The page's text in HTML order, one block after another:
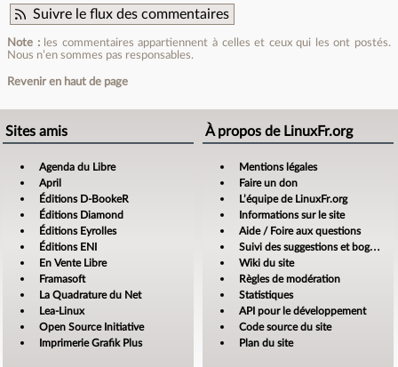
Suivre le flux des commentaires
Note :les commentaires appartiennent à celles et ceux qui les ont postés.
Nous n’en sommes pas responsables.
Revenir en haut de page
Sites amis
Agenda du Libre
April
Éditions D-BookeR
Éditions Diamond
Éditions Eyrolles
Éditions ENI
En Vente Libre
Framasoft
La Quadrature du Net
Lea-Linux
Open Source Initiative
Imprimerie Grafik Plus
À propos de LinuxFr.org
Mentions légales
Faire un don
L’équipe de LinuxFr.org
Informations sur le site
Aide / Foire aux questions
Suivi des suggestions et bogues
Wiki du site
Règles de modération
Statistiques
API pour le développement
Code source du site
Plan du site